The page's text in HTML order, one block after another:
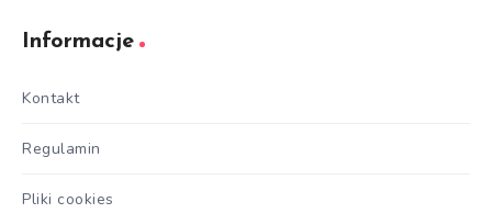
Informacje
Kontakt
Regulamin
Pliki cookies